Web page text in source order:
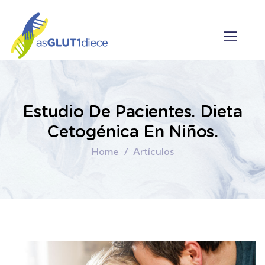
Estudio De Pacientes. Dieta
Cetogénica En Niños.
Home Artículos